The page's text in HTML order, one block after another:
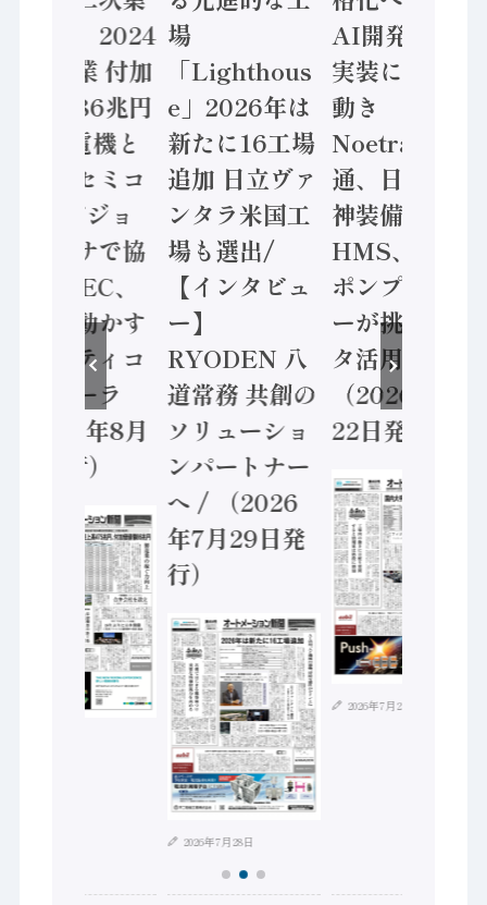
計結果」2024
年製造業 付加
価値額86兆円
/ 三菱電機と
ソニーセミコ
ン AIビジョ
ンセンサで協
業 / IDEC、
安全に動かす
セーフティコ
ントローラ
（2026年8月
5日発行）
場
「Lighthous
e」2026年は
新たに16工場
追加 日立ヴァ
ンタラ米国工
場も選出/
【インタビュ
ー】
RYODEN 八
道常務 共創の
ソリューショ
ンパートナー
へ / （2026
年7月29日発
行）
2026年7月28日
AI開発や社会
実装に活発な
動き
Noetra、富士
通、日立 / 兵
神装備 ×
HMS、老舗
ポンプメーカ
ーが挑むデー
タ活用 など
（2026年7月
22日発行）
2026年7月21日